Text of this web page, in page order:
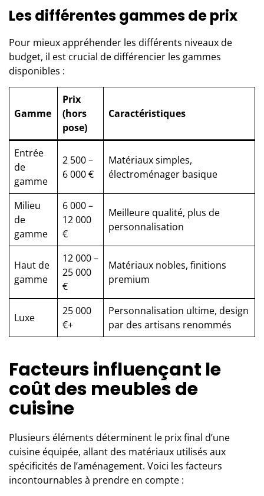
Les différentes gammes de prix
Pour mieux appréhender les différents niveaux de
budget, il est crucial de différencier les gammes
disponibles :
Gamme
Prix
(hors
pose)
Caractéristiques
Entrée
de
gamme
2 500 –
6 000 €
Matériaux simples,
électroménager basique
Milieu
de
gamme
6 000 –
12 000
€
Meilleure qualité, plus de
personnalisation
Haut de
gamme
12 000 –
25 000
€
Matériaux nobles, finitions
premium
Luxe
25 000
€+
Personnalisation ultime, design
par des artisans renommés
Facteurs influençant le
coût des meubles de
cuisine
Plusieurs éléments déterminent le prix final d’une
cuisine équipée, allant des matériaux utilisés aux
spécificités de l’aménagement. Voici les facteurs
incontournables à prendre en compte :